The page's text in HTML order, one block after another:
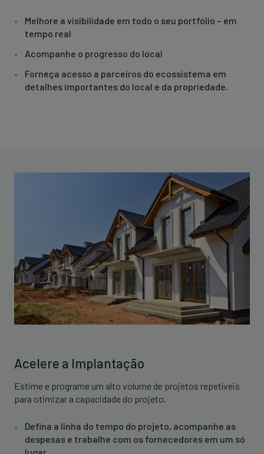
Melhore a visibilidade em todo o seu portfólio – em
tempo real
Acompanhe o progresso do local
Forneça acesso a parceiros do ecossistema em
detalhes importantes do local e da propriedade.
Acelere a Implantação
Estime e programe um alto volume de projetos repetíveis
para otimizar a capacidade do projeto.
Defina a linha do tempo do projeto, acompanhe as
despesas e trabalhe com os fornecedores em um só
lugar